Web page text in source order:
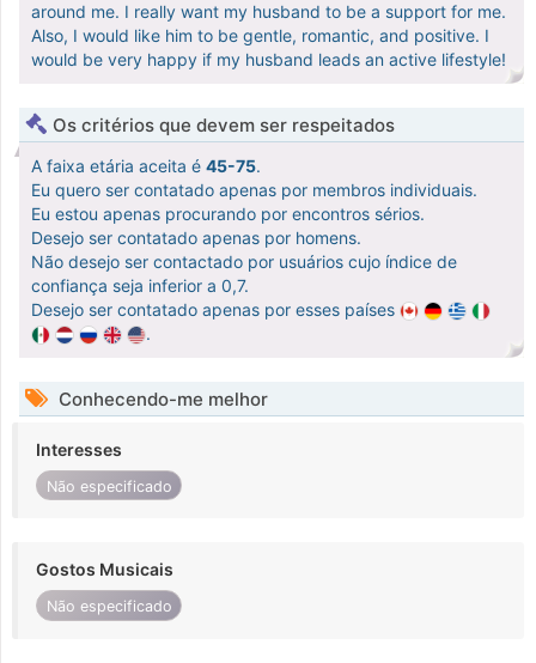
around me. I really want my husband to be a support for me.
Also, I would like him to be gentle, romantic, and positive. I
would be very happy if my husband leads an active lifestyle!
Os critérios que devem ser respeitados
A faixa etária aceita é 45-75.
Eu quero ser contatado apenas por membros individuais.
Eu estou apenas procurando por encontros sérios.
Desejo ser contatado apenas por homens.
Não desejo ser contactado por usuários cujo índice de
confiança seja inferior a 0,7.
Desejo ser contatado apenas por esses países
.
Conhecendo-me melhor
Interesses
Não especificado
Gostos Musicais
Não especificado